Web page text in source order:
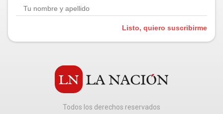
Listo, quiero suscribirme
Todos los derechos reservados